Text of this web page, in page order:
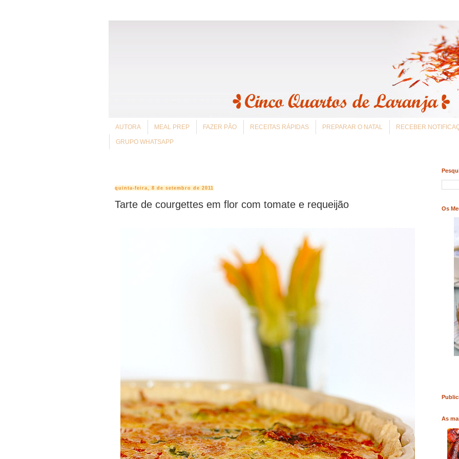
AUTORA MEAL PREP FAZER PÃO RECEITAS RÁPIDAS PREPARAR O NATAL RECEBER
GRUPO WHATSAPP
quinta-feira, 8 de setembro de 2011
Tarte de courgettes em flor com tomate e requeijão Os
As